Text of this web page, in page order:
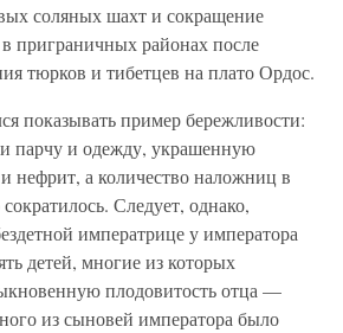
соляных шахт и сокращение
приграничных районах после
тюрков и тибетцев на плато Ордос.
показывать пример бережливости:
парчу и одежду, украшенную
нефрит, а количество наложниц в
Следует, однако,
императрице у императора
детей, многие из которых
плодовитость отца —
из сыновей императора было